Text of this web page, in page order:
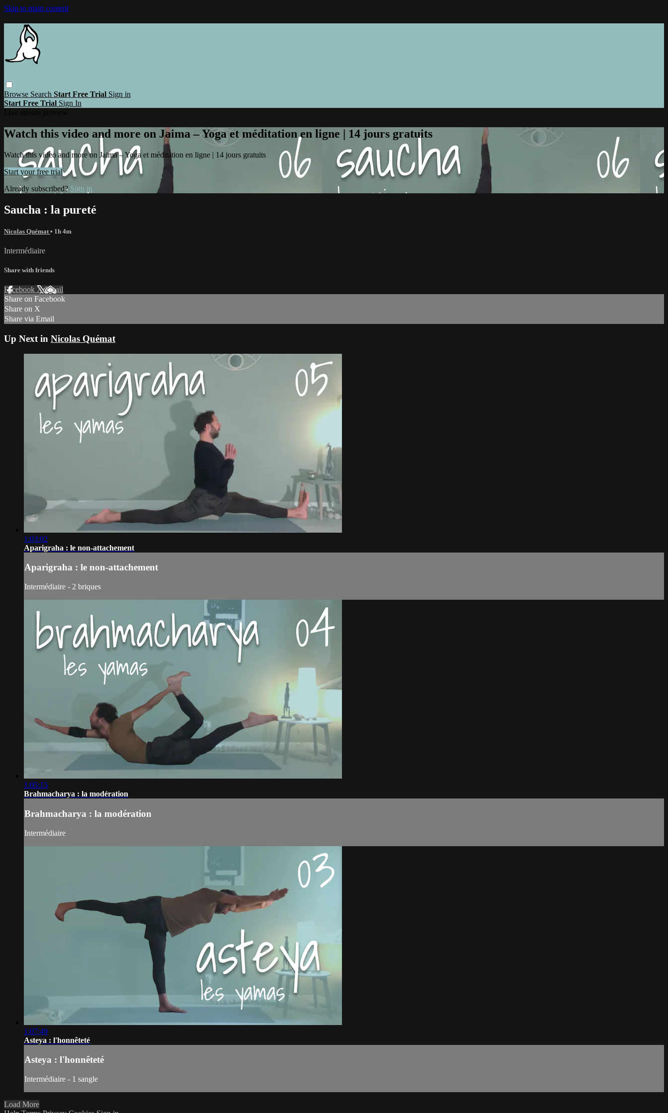
Skip to main content
Browse Search Start Free Trial Sign in
Start Free Trial Sign In
Watch this video and more on Jaima – Yoga et méditation en ligne | 14 jours gratuits
Watch this video and more on Jaima – Yoga et méditation en ligne | 14 jours gratuits
Start your free trial
Already subscribed? Sign in
Saucha : la pureté
Nicolas Quémat • 1h 4m
Intermédiaire
Share with friends
Facebook XEmail
Share on Facebook
Share on X
Share via Email
Up Next in Nicolas Quémat
1:03:02
Aparigraha : le non-attachement
Aparigraha : le non-attachement
Intermédiaire - 2 briques
1:05:15
Brahmacharya : la modération
Brahmacharya : la modération
Intermédiaire
1:07:49
Asteya : l'honnêteté
Asteya : l'honnêteté
Intermédiaire - 1 sangle
Load More